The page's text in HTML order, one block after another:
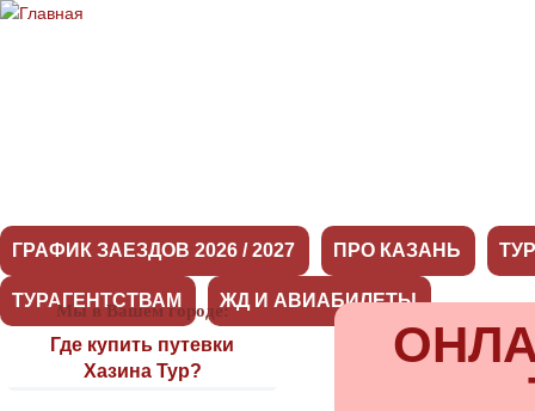
ГРАФИК ЗАЕЗДОВ 2026 / 2027 ПРО КАЗАНЬ
ТУРАГЕНТСТВАМ ЖД И АВИАБИЛЕТЫ
Мы в Вашем городе:
Где купить путевки
Хазина Тур?